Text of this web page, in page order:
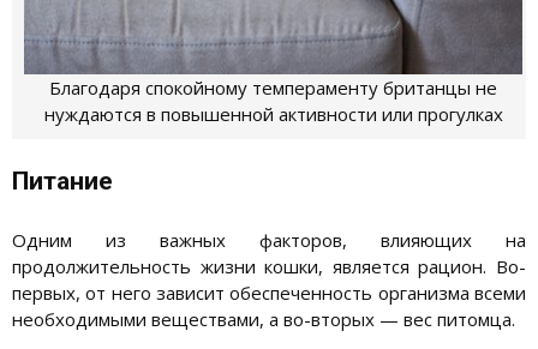
Благодаря спокойному темпераменту британцы не
нуждаются в повышенной активности или прогулках
Питание
Одним из важных факторов, влияющих на
продолжительность жизни кошки, является рацион. Во-
первых, от него зависит обеспеченность организма всеми
необходимыми веществами, а во-вторых — вес питомца.